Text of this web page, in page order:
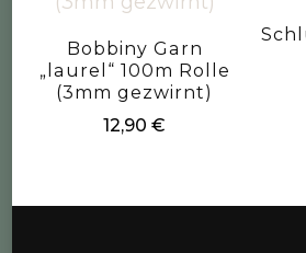
Bobbiny Garn
„laurel“ 100m Rolle
(3mm gezwirnt)
12,90€